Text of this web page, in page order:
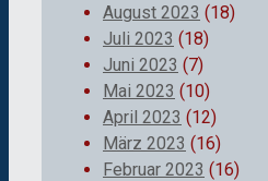
August 2023 (18)
Juli 2023 (18)
Juni 2023 (7)
Mai 2023 (10)
April 2023 (12)
März 2023 (16)
Februar 2023 (16)